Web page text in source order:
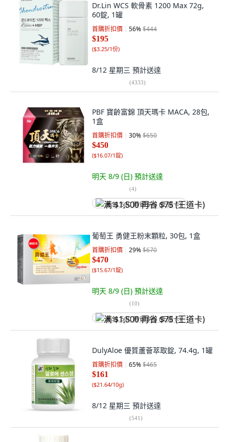
Dr.Lin WCS 軟骨素 1200 Max 72g,
60錠, 1罐
首購折扣價 56%$444
$195
($3.25/1份)
8/12 星期三 預計送達
(4333)
PBF 寶齡富錦 頂天瑪卡 MACA, 28包,
1盒
首購折扣價 30%$650
$450
($16.07/1錠)
明天 8/9 (日) 預計送達
(4)
满 $1,500 再省 $75 (王道卡)
葡萄王 勇健王粉末顆粒, 30包, 1盒
首購折扣價 29%$670
$470
($15.67/1錠)
明天 8/9 (日) 預計送達
(10)
满 $1,500 再省 $75 (王道卡)
DulyAloe 優質蘆薈萃取錠, 74.4g, 1罐
首購折扣價 65%$465
$161
($21.64/10g)
8/12 星期三 預計送達
(541)